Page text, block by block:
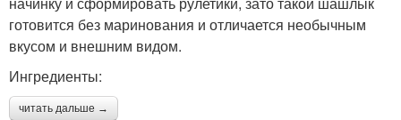
готовится без маринования и отличается необычным
вкусом и внешним видом.
Ингредиенты:
читать дальше →